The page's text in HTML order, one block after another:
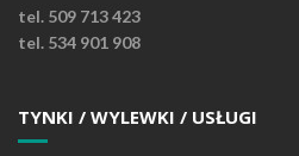
tel. 509 713 423
tel. 534 901 908
TYNKI / WYLEWKI / USŁUGI